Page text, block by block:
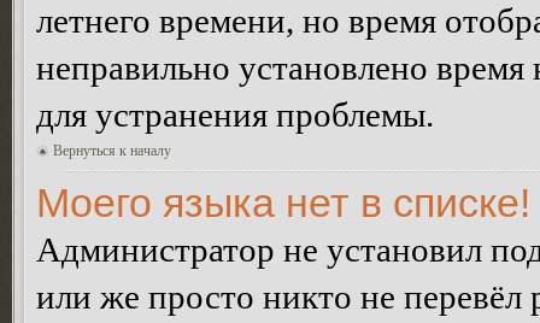
летнего времени, но время
неправильно установлено
для устранения проблемы.
Вернуться к началу
Моего языка нет в списке!
Администратор не установил
или же просто никто не